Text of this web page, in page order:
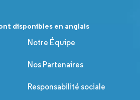
disponibles en anglais
Notre Équipe
Nos Partenaires
Responsabilité sociale